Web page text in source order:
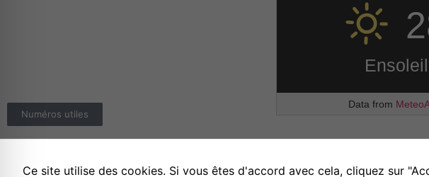
Numéros utiles
Data from
Mentions légales Politique de confidentialité
Ce site utilise des cookies. Si vous êtes d'accord avec cela, cliquez sur